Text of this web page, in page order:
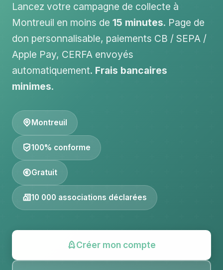
Lancez votre campagne de collecte à
Montreuil en moins de 15 minutes. Page de
don personnalisable, paiements CB / SEPA /
Apple Pay, CERFA envoyés
automatiquement. Frais bancaires
minimes.
Montreuil
100% conforme
Gratuit
10 000 associations déclarées
Créer mon compte